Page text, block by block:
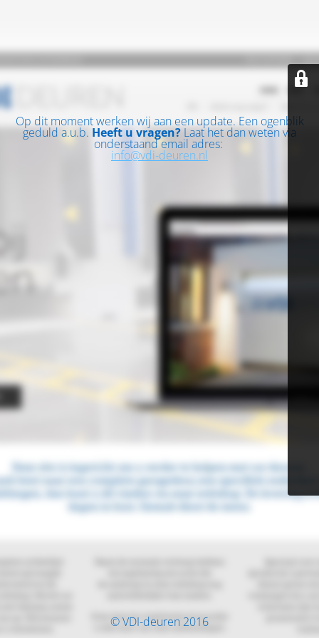
Op dit moment werken wij aan een update. Een ogenblik
geduld a.u.b. Heeft u vragen? Laat het dan weten via
onderstaand email adres:
info@vdi-deuren.nl
© VDI-deuren 2016